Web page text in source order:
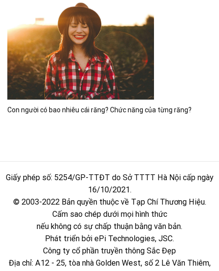
Con người có bao nhiêu cái răng? Chức năng của từng răng?
Giấy phép số: 5254/GP-TTĐT do Sở TTTT Hà Nội cấp ngày
16/10/2021.
© 2003-2022 Bản quyền thuộc về Tạp Chí Thương Hiệu.
Cấm sao chép dưới mọi hình thức
nếu không có sự chấp thuận bằng văn bản.
Phát triển bởi ePi Technologies, JSC.
Công ty cổ phần truyền thông Sắc Đẹp
Địa chỉ: A12 - 25, tòa nhà Golden West, số 2 Lê Văn Thiêm,